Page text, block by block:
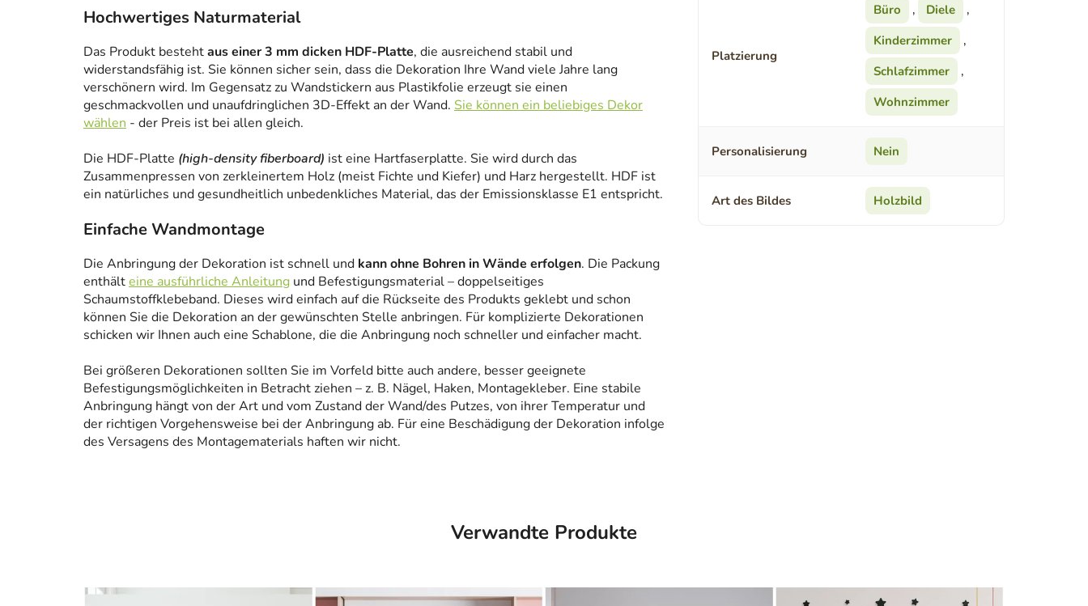
Hochwertiges Naturmaterial
Das Produkt bestehtaus einer 3 mm dicken HDF-Platte, die ausreichend stabil und
widerstandsfähig ist. Sie können sicher sein, dass die Dekoration Ihre Wand viele Jahre lang
verschönern wird. Im Gegensatz zu Wandstickern aus Plastikfolie erzeugt sie einen
geschmackvollen und unaufdringlichen 3D-Effekt an der Wand. Sie können ein beliebiges Dekor
wählen - der Preis ist bei allen gleich.
Die HDF-Platte (high-density fiberboard) ist eine Hartfaserplatte. Sie wird durch das
Zusammenpressen von zerkleinertem Holz (meist Fichte und Kiefer) und Harz hergestellt. HDF ist
ein natürliches und gesundheitlich unbedenkliches Material, das der Emissionsklasse E1 entspricht.
Einfache Wandmontage
Die Anbringung der Dekoration ist schnell und kann ohne Bohren in Wände erfolgen. Die Packung
enthälteine ausführliche Anleitung und Befestigungsmaterial – doppelseitiges
Schaumstoffklebeband. Dieses wird einfach auf die Rückseite des Produkts geklebt und schon
können Sie die Dekoration an der gewünschten Stelle anbringen. Für komplizierte Dekorationen
schicken wir Ihnen auch eine Schablone, die die Anbringung noch schneller und einfacher macht.
Bei größeren Dekorationen sollten Sie im Vorfeld bitte auch andere, besser geeignete
Befestigungsmöglichkeiten in Betracht ziehen – z. B. Nägel, Haken, Montagekleber. Eine stabile
Anbringung hängt von der Art und vom Zustand der Wand/des Putzes, von ihrer Temperatur und
der richtigen Vorgehensweise bei der Anbringung ab. Für eine Beschädigung der Dekoration infolge
des Versagens des Montagematerials haften wir nicht.
Platzierung
Büro , Diele
,
Kinderzimmer
,
Schlafzimmer
,
Wohnzimmer
Personalisierung Nein
Art des Bildes Holzbild
Verwandte Produkte